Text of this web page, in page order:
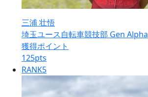
三浦 壮悟
埼玉ユース自転車競技部 Gen Alpha
獲得ポイント
125pts
RANK5